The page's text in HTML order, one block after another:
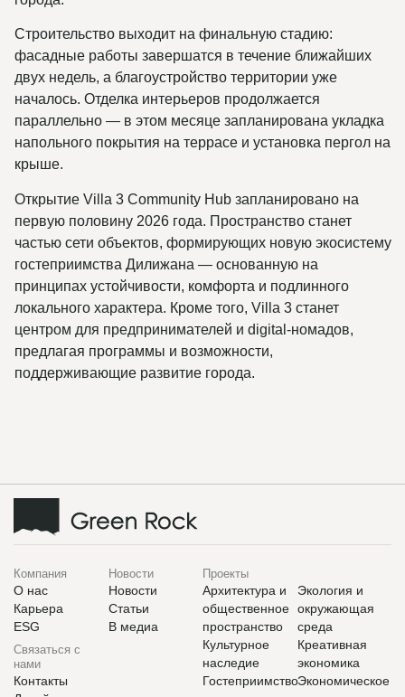
Строительство выходит на финальную стадию:
фасадные работы завершатся в течение ближайших
двух недель, а благоустройство территории уже
началось. Отделка интерьеров продолжается
параллельно — в этом месяце запланирована укладка
напольного покрытия на террасе и установка пергол на
крыше.
Открытие Villa 3 Community Hub запланировано на
первую половину 2026 года. Пространство станет
частью сети объектов, формирующих новую экосистему
гостеприимства Дилижана — основанную на
принципах устойчивости, комфорта и подлинного
локального характера. Кроме того, Villa 3 станет
центром для предпринимателей и digital-номадов,
предлагая программы и возможности,
поддерживающие развитие города.
Компания
О нас
Карьера
ESG
Связаться с
нами
Контакты
Новости
Новости
Статьи
В медиа
Проекты
Архитектура и
общественное
пространство
Культурное
наследие
Гостеприимство
Экология и
окружающая
среда
Креативная
экономика
Экономическое